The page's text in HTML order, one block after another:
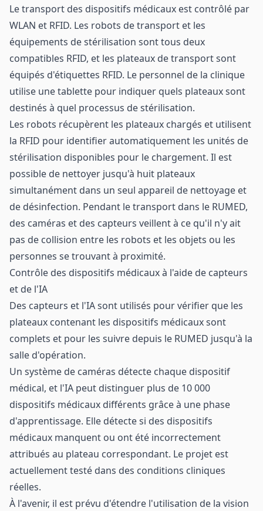
Le transport des dispositifs médicaux est contrôlé par
WLAN et RFID. Les robots de transport et les
équipements de stérilisation sont tous deux
compatibles RFID, et les plateaux de transport sont
équipés d'étiquettes RFID. Le personnel de la clinique
utilise une tablette pour indiquer quels plateaux sont
destinés à quel processus de stérilisation.
Les robots récupèrent les plateaux chargés et utilisent
la RFID pour identifier automatiquement les unités de
stérilisation disponibles pour le chargement. Il est
possible de nettoyer jusqu'à huit plateaux
simultanément dans un seul appareil de nettoyage et
de désinfection. Pendant le transport dans le RUMED,
des caméras et des capteurs veillent à ce qu'il n'y ait
pas de collision entre les robots et les objets ou les
personnes se trouvant à proximité.
Contrôle des dispositifs médicaux à l'aide de capteurs
et de l'IA
Des capteurs et l'IA sont utilisés pour vérifier que les
plateaux contenant les dispositifs médicaux sont
complets et pour les suivre depuis le RUMED jusqu'à la
salle d'opération.
Un système de caméras détecte chaque dispositif
médical, et l'IA peut distinguer plus de 10 000
dispositifs médicaux différents grâce à une phase
d'apprentissage. Elle détecte si des dispositifs
médicaux manquent ou ont été incorrectement
attribués au plateau correspondant. Le projet est
actuellement testé dans des conditions cliniques
réelles.
À l'avenir, il est prévu d'étendre l'utilisation de la vision